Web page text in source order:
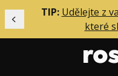
Předchozí
TIP: Udělejte z
které